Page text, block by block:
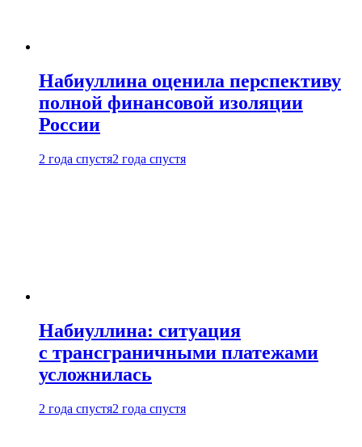
Набиуллина оценила перспективу
полной финансовой изоляции
России
2 года спустя2 года спустя
Набиуллина: ситуация
с трансграничными платежами
усложнилась
2 года спустя2 года спустя